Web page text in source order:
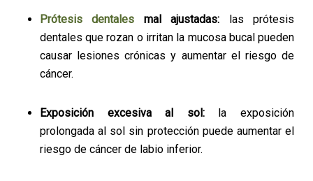
Prótesis dentales mal ajustadas: las prótesis
dentales que rozan o irritan la mucosa bucal pueden
causar lesiones crónicas y aumentar el riesgo de
cáncer.
Exposición excesiva al sol: la exposición
prolongada al sol sin protección puede aumentar el
riesgo de cáncer de labio inferior.